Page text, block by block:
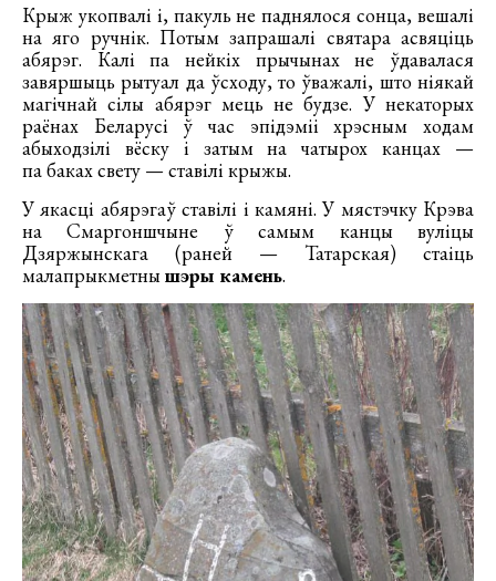
Крыж укопвалі і, пакуль не паднялося сонца, вешалі
на яго ручнік. Потым запрашалі святара асвяціць
абярэг. Калі па нейкіх прычынах не ўдавалася
завяршыць рытуал да ўсходу, то ўважалі, што ніякай
магічнай сілы абярэг мець не будзе. У некаторых
раёнах Беларусі ў час эпідэміі хрэсным ходам
абыходзілі вёску і затым на чатырох канцах —
па баках свету — ставілі крыжы.
У якасці абярэгаў ставілі і камяні. У мястэчку Крэва
на Смаргоншчыне ў самым канцы вуліцы
Дзяржынскага (раней — Татарская) стаіць
малапрыкметнышэры камень.